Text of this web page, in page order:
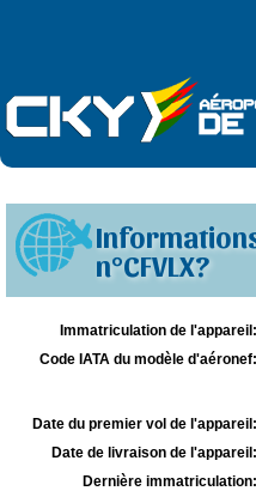
n°CFVLX?
Immatriculation de l'appareil:
Code IATA du modèle d'aéronef:
Date du premier vol de l'appareil:
Date de livraison de l'appareil:
Dernière immatriculation: